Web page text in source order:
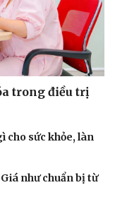
- Gia đình
trong điều trị
cho sức khỏe, làn
như chuẩn bị từ